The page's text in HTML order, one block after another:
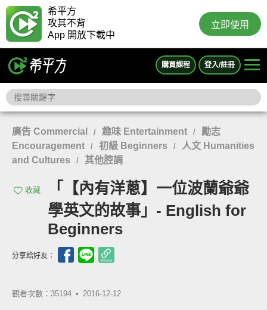
希平方
攻其不背
App 開放下載中
立即使用
購買課程 登入/註冊
廣告 Commercial / 趣味 Entertainment /
勵志
Encouragement
/ 初級 Beginners /
人文 Humanities
and Cultures
/ 其他腔調
收藏
「【內有洋蔥】一位波蘭爺爺
學英文的故事」- English for
Beginners
分享給好友：
觀看次數：35194 • 2016-12-12